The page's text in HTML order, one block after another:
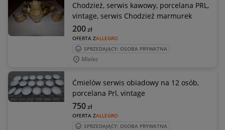
Chodzież, serwis kawowy, porcelana PRL,
vintage, serwis Chodzież marmurek
OFERTA ZALLEGRO
200zł
SPRZEDAJĄCY: OSOBA PRYWATNA
Mielec
Ćmielów serwis obiadowy na 12 osób,
porcelana Prl, vintage
OFERTA ZALLEGRO
750zł
SPRZEDAJĄCY: OSOBA PRYWATNA